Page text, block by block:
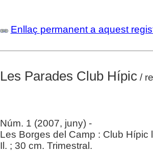
Enllaç permanent a aquest
Les Parades Club Hípic/
Núm. 1 (2007, juny) -
Les Borges del Camp : Club
Il. ; 30 cm. Trimestral.